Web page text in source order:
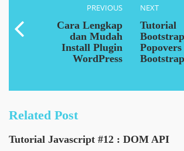
PREVIOUS
Cara Lengkap
dan Mudah
Install Plugin
WordPress
NEXT
Tutorial
Popovers
Bootstrap
Related Post
Tutorial Javascript #12 : DOM API